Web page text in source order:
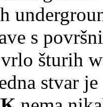
s
šturih
stvar